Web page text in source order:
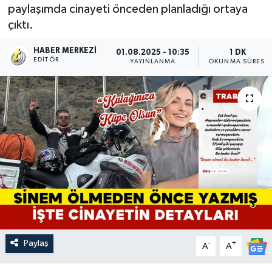
paylaşımda cinayeti önceden planladığı ortaya
çıktı.
HABER MERKEZI
EDITÖR
01.08.2025 - 10:35
YAYINLANMA
1 DK
OKUNMA SÜRESI
Paylaş A- A+